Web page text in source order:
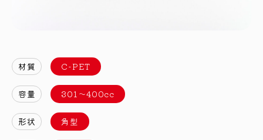
材質 C-PET
容量 301〜400cc
形状 角型